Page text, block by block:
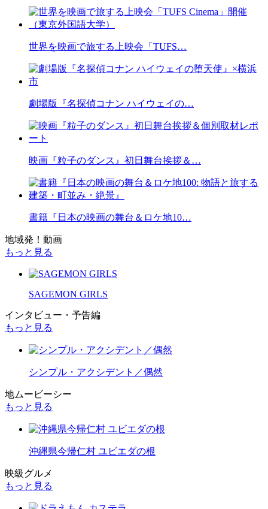
世界を映画で旅する上映会「TUFS…
劇場版『名探偵コナン ハイウェイの…
映画『粒子のダンス』初日舞台挨拶＆…
書籍『日本の映画の舞台＆ロケ地10…
地域発！動画
もっと見る
SAGEMON GIRLS
インタビュー・予告編
もっと見る
シンプル・アクシデント／偶然
地ムービーシー
もっと見る
沖縄県今帰仁村 ユビエダの根
映級グルメ
もっと見る